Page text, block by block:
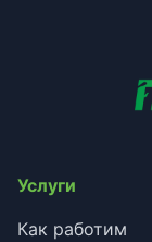
Услуги
Как работим